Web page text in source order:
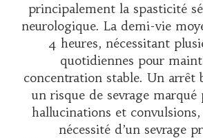
principalement la spasticité
neurologique. La demi-vie
4 heures, nécessitant
quotidiennes pour
concentration stable. Un arrêt
un risque de sevrage
hallucinations et
nécessité d’un sevrage